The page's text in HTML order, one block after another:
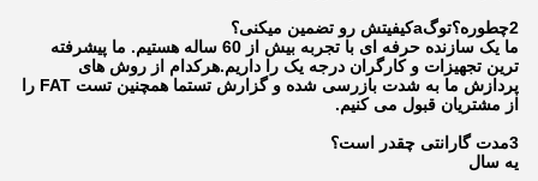
2چطوره؟
توگaکیفیتش رو تضمین میکنی؟
ما یک سازنده حرفه ای با تجربه بیش از 60 ساله هستیم. ما پیشرفته
ترین تجهیزات و کارگران درجه یک را داریم.هرکدام از روش های
پردازش ما به شدت بازرسی شده و گزارش تستما همچنین تست FAT را
از مشتریان قبول می کنیم.
3مدت گارانتی چقدر است؟
یه سال